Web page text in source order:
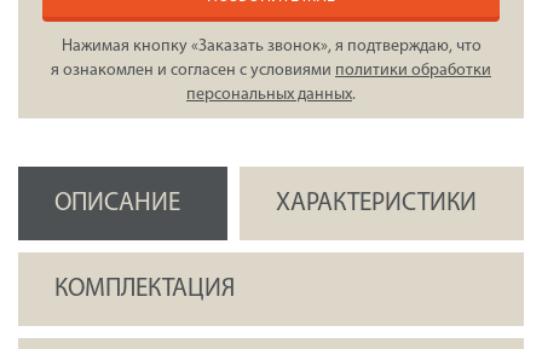
Нажимая кнопку «Заказать звонок», я подтверждаю, что
я ознакомлен и согласен с условиями политики обработки
персональных данных.
ОПИСАНИЕ ХАРАКТЕРИСТИКИ
КОМПЛЕКТАЦИЯ